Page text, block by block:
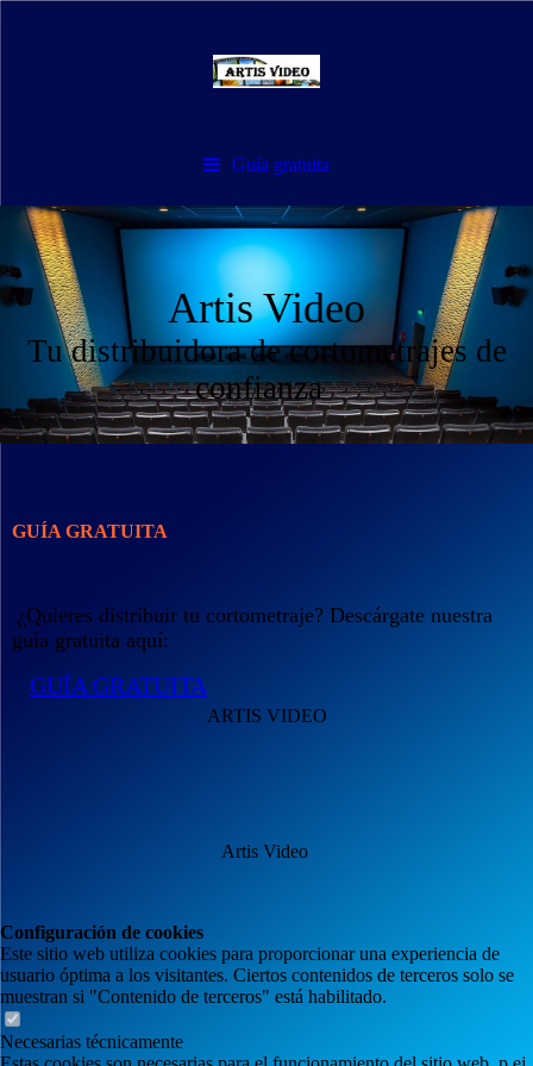
Guía gratuita
Artis Video
Tu distribuidora de cortometrajes de
confianza
GUÍA GRATUITA
¿Quieres distribuir tu cortometraje? Descárgate nuestra
guía gratuita aquí:
GUÍA GRATUITA
ARTIS VIDEO
Artis Video
Configuración de cookies
Este sitio web utiliza cookies para proporcionar una experiencia de
usuario óptima a los visitantes. Ciertos contenidos de terceros solo se
muestran si "Contenido de terceros" está habilitado.
Necesarias técnicamente